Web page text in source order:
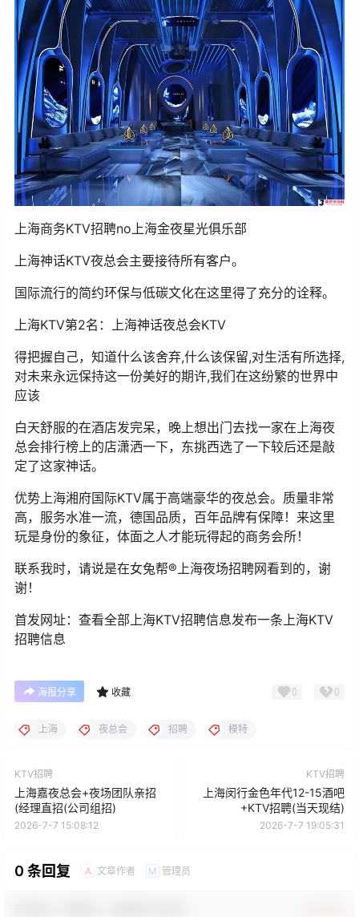
上海商务KTV招聘no上海金夜星光俱乐部
上海神话KTV夜总会主要接待所有客户。
国际流行的简约环保与低碳文化在这里得了充分的诠释。
上海KTV第2名：上海神话夜总会KTV
得把握自己，知道什么该舍弃,什么该保留,对生活有所选择,
对未来永远保持这一份美好的期许,我们在这纷繁的世界中
应该
白天舒服的在酒店发完呆，晚上想出门去找一家在上海夜
总会排行榜上的店潇洒一下，东挑西选了一下较后还是敲
定了这家神话。
优势上海湘府国际KTV属于高端豪华的夜总会。质量非常
高，服务水准一流，德国品质，百年品牌有保障！来这里
玩是身份的象征，体面之人才能玩得起的商务会所！
联系我时，请说是在女兔帮®上海夜场招聘网看到的，谢
谢！
首发网址：查看全部上海KTV招聘信息发布一条上海KTV
招聘信息
海报分享 收藏 0 0
上海 夜总会 招聘 模特
KTV招聘
上海嘉夜总会+夜场团队亲招
(经理直招(公司组招)
2026-7-7 15:08:12
KTV招聘
上海闵行金色年代12-15酒吧
+KTV招聘(当天现结)
2026-7-7 19:05:31
0 条回复 A 文章作者 M 管理员